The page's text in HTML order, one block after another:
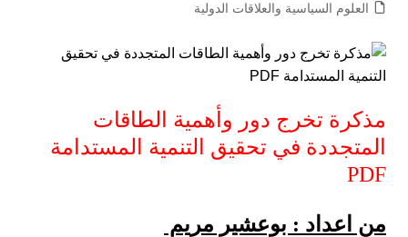
العلوم السياسية والعلاقات الدولية
مذكرة تخرج دور وأهمية الطاقات
المتجددة في تحقيق التنمية المستدامة
PDF
من اعداد : بوعشير مريم